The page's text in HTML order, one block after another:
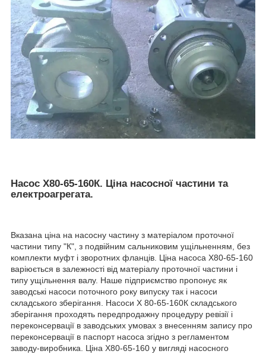
Насос Х80-65-160К. Ціна насосної частини та
електроагрегата.
Вказана ціна на насосну частину з матеріалом проточної
частини типу "К", з подвійним сальниковим ущільненням, без
комплекти муфт і зворотних фланців. Ціна насоса Х80-65-160
варіюється в залежності від матеріалу проточної частини і
типу ущільнення валу. Наше підприємство пропонує як
заводські насоси поточного року випуску так і насоси
складського зберігання. Насоси Х 80-65-160К складського
зберігання проходять передпродажну процедуру ревізії і
переконсервації в заводських умовах з внесенням запису про
переконсервації в паспорт насоса згідно з регламентом
заводу-виробника. Ціна Х80-65-160 у вигляді насосного